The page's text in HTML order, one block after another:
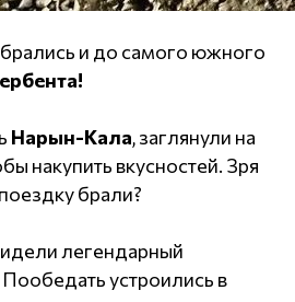
и до самого южного
Нарын-Кала, заглянули на
накупить вкусностей. Зря
брали?
легендарный
Пообедать устроились в